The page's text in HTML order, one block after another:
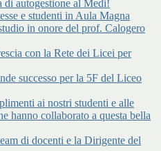
di autogestione al Medi!
e studenti in Aula Magna
in onore del prof. Calogero
con la Rete dei Licei per
successo per la 5F del Liceo
ai nostri studenti e alle
hanno collaborato a questa bella
di docenti e la Dirigente del